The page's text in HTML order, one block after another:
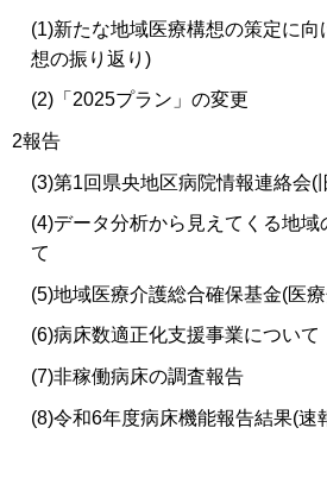
(1)新たな地域医療構想の策定に
想の振り返り)
(2)「2025プラン」の変更
2報告
(3)第1回県央地区病院情報連絡会(
(4)データ分析から見えてくる地
て
(5)地域医療介護総合確保基金(医
(6)病床数適正化支援事業について
(7)非稼働病床の調査報告
(8)令和6年度病床機能報告結果(速